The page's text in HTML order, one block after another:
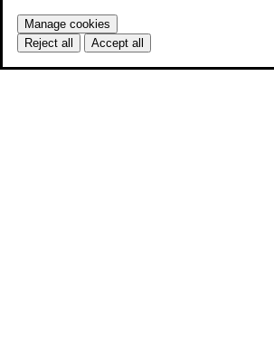
Manage cookies
Reject all
Accept all